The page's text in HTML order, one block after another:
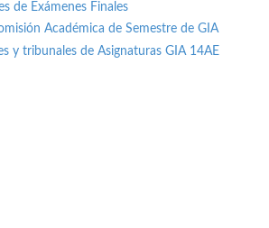
de Exámenes Finales
Académica de Semestre de GIA
y tribunales de Asignaturas GIA 14AE